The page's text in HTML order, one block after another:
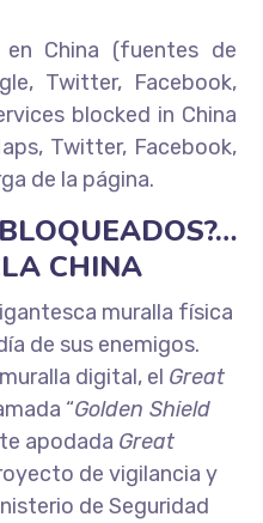
en China (fuentes de
Twitter, Facebook,
blocked in China
Twitter, Facebook,
de la página.
CHINA
muralla física
de sus enemigos.
digital, el Great
“Golden Shield
apodada Great
de vigilancia y
de Seguridad